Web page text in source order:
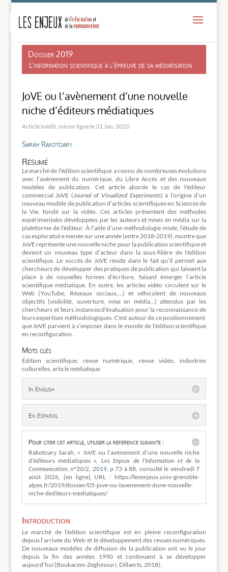
Dossier 2019
L’information scientifique à l’épreuve de sa médiatisation
JoVE ou l’avènement d’une nouvelle
niche d’éditeurs médiatiques
31 Jan, 2020
Sarah Rakotoary
Résumé
Le marché de l’édition scientifique a connu de nombreuses évolutions
avec l’avènement du numérique, du Libre Accès et des nouveaux
modèles de publication. Cet article aborde le cas de l’éditeur
commercial JoVE ( Journal of Visualized Experiments) à l’origine d’un
nouveau modèle de publication d’articles scientifiques en Sciences de
la Vie, fondé sur la vidéo. Ces articles présentent des méthodes
expérimentales développées par les auteurs et mises en média sur la
plateforme de l’éditeur. À l’aide d’une méthodologie mixte, l’étude de
cas exploratoire menée sur une année (entre 2018-2019), montre que
JoVE représente une nouvelle niche pour la publication scientifique et
devient un nouveau type d’acteur dans la sous-filière de l’édition
scientifique. Le succès de JoVE réside dans le fait qu’il permet aux
chercheurs de développer des pratiques de publication qui laissent la
place à de nouvelles formes d’écriture, faisant émerger l’article
scientifique médiatique. En outre, les articles vidéo circulent sur le
Web (YouTube, Réseaux sociaux,…) et véhiculent de nouveaux
objectifs (visibilité, ouverture, mise en média…) attendus par les
chercheurs et leurs instances d’évaluation pour la reconnaissance de
leurs expertises méthodologiques. C’est autour de ce positionnement
que JoVE parvient à s’imposer dans le monde de l’édition scientifique
en reconfiguration.
Mots clés
Édition scientifique, revue numérique, revue vidéo, industries
culturelles, article médiatique
In English
En Español
Pour citer cet article, utiliser la référence suivante :
Rakotoary Sarah, « JoVE ou l’avènement d’une nouvelle niche
d’éditeurs médiatiques », Les Enjeux de l’Information et de la
Communication, n°20/2, 2019, p.73 à 88, consulté le vendredi 7
août 2026, [en ligne] URL : https://lesenjeux.univ-grenoble-
alpes.fr/2019/dossier/05-jove-ou-lavenement-dune-nouvelle-
niche-dediteurs-mediatiques/
Introduction
Le marché de l’édition scientifique est en pleine reconfiguration
depuis l’arrivée du Web et le développement des revues numériques.
De nouveaux modèles de diffusion de la publication ont vu le jour
depuis la fin des années 1990 et continuent à se développer
aujourd’hui (Boukacem-Zeghmouri, Dillaerts, 2018).